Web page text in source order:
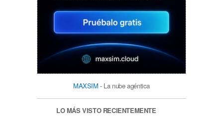
MAXSIM - La nube agéntica
LO MÁS VISTO RECIENTEMENTE